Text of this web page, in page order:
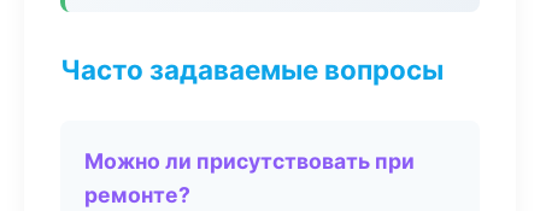
Часто задаваемые вопросы
Можно ли присутствовать при
ремонте?